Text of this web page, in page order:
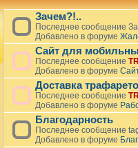
Зачем?!..
Последнее сообщение
Добавлено в форуме
Сайт для
Последнее сообщение
Добавлено в форуме
Доставка
Последнее сообщение
Добавлено в форуме
Благодарность
Последнее сообщение
Добавлено в форуме